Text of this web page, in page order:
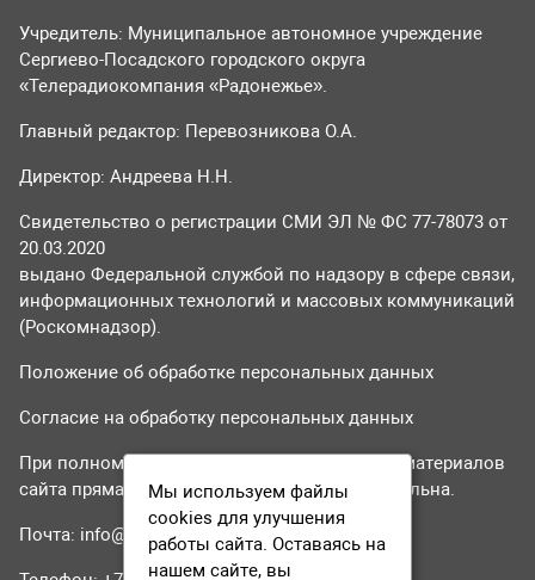
Учредитель: Муниципальное автономное учреждение
Сергиево-Посадского городского округа
«Телерадиокомпания «Радонежье».
Главный редактор: Перевозникова О.А.
Директор: Андреева Н.Н.
Свидетельство о регистрации СМИ ЭЛ № ФС 77-78073 от
20.03.2020
выдано Федеральной службой по надзору в сфере связи,
информационных технологий и массовых коммуникаций
(Роскомнадзор).
Положение об обработке персональных данных
Согласие на обработку персональных данных
При полном или частичном использовании материалов
сайта прямая гиперссылка на tvr24.tv обязательна.
Почта: info@tvr24.tv
Мы используем файлы
cookies для улучшения
работы сайта. Оставаясь на
нашем сайте, вы